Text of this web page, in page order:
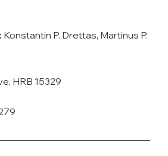
Konstantin P. Drettas, Martinus P.
HRB 15329